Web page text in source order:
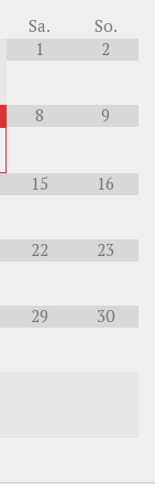
Sa.
So.
1
2
8 9
15 16
22 23
29 30